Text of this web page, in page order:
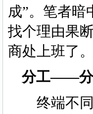
成”。笔者
找个理由果
商处上班了
分工——分
终端不同